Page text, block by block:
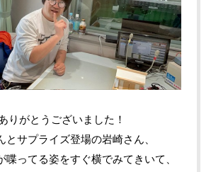
りがとうございました！
サプライズ登場の岩崎さん、
ってる姿をすぐ横でみてきいて、